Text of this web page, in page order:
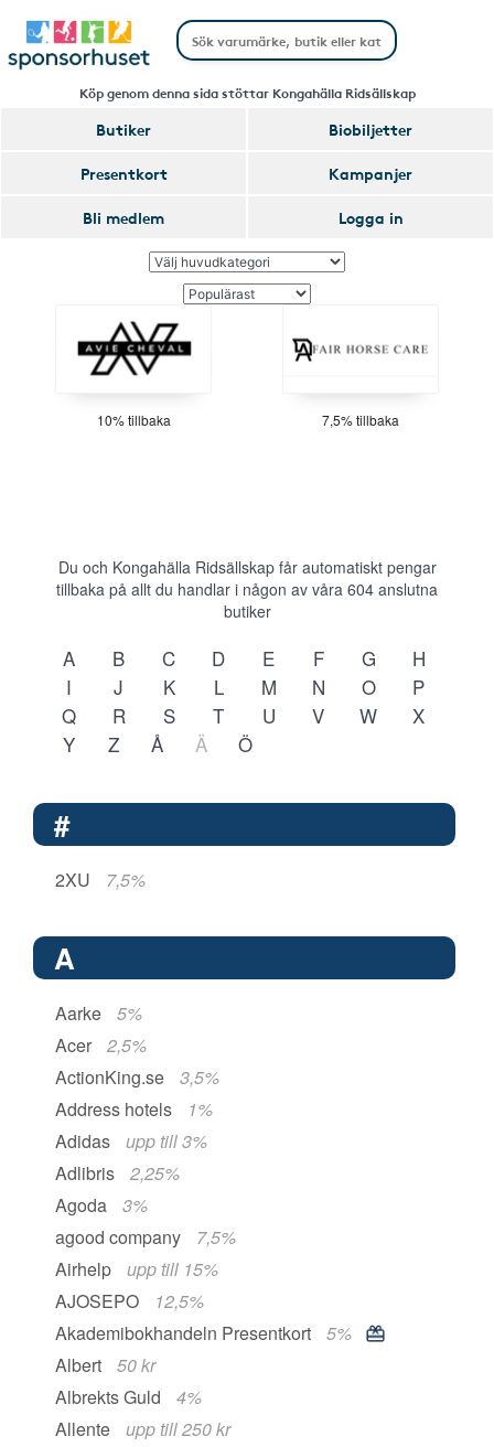
Köp genom denna sida stöttar Kongahälla Ridsällskap
Butiker
Biobiljetter
Presentkort
Kampanjer
Bli medlem
Logga in
10% tillbaka 7,5% tillbaka
Du och Kongahälla Ridsällskap får automatiskt pengar
tillbaka på allt du handlar i någon av våra 604 anslutna
butiker
A B C D E F G
H
I
J K L M N O
P
Q
R S T U V W
X
Y
Z Å Ä Ö
#
2XU 7,5%
A
Aarke
5%
Acer
2,5%
ActionKing.se
3,5%
Address hotels
1%
Adidas
upp till 3%
Adlibris
2,25%
Agoda
3%
agood company
7,5%
Airhelp
upp till 15%
AJOSEPO
12,5%
Akademibokhandeln Presentkort
5%
Albert
50 kr
Albrekts Guld
4%
Allente
upp till 250 kr